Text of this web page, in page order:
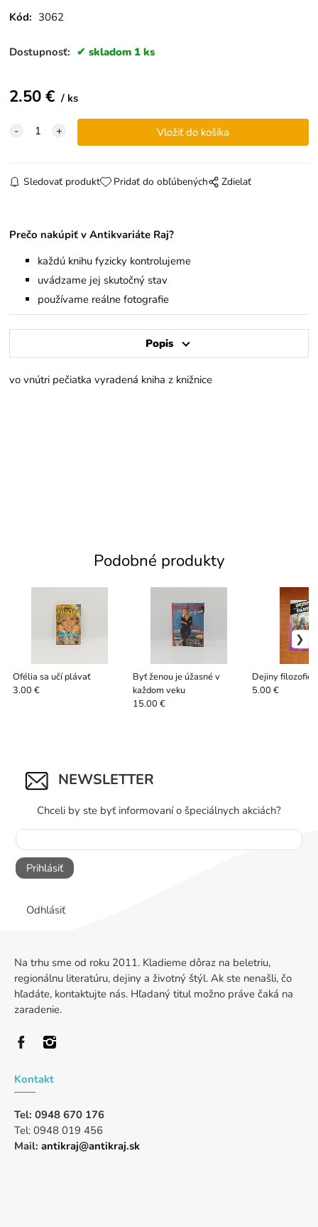
Kód: 3062
Dostupnosť: skladom 1 ks
2.50€ ks
Sledovať produkt Pridať do obľúbených Zdielať
Prečo nakúpiť v Antikvariáte Raj?
každú knihu fyzicky kontrolujeme
uvádzame jej skutočný stav
používame reálne fotografie
Popis
vo vnútri pečiatka vyradená kniha z knižnice
Podobné produkty
Ofélia sa učí plávať
3.00 €
Byť ženou je úžasné v
každom veku
15.00 €
Dejiny filozofie
5.00 €
NEWSLETTER
Chceli by ste byť informovaní o špeciálnych akciách?
Prihlásiť
Odhlásiť
Na trhu sme od roku 2011. Kladieme dôraz na beletriu,
regionálnu literatúru, dejiny a životný štýl. Ak ste nenašli, čo
hľadáte, kontaktujte nás. Hľadaný titul možno práve čaká na
zaradenie.
Kontakt
Tel: 0948 670 176
Tel: 0948 019 456
Mail: antikraj@antikraj.sk